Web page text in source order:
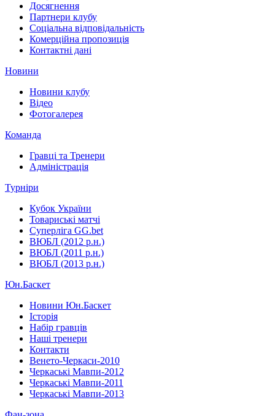
Досягнення
Партнери клубу
Соціальна відповідальність
Комерційна пропозиція
Контактні дані
Новини
Новини клубу
Відео
Фотогалерея
Команда
Гравці та Тренери
Адміністрація
Турніри
Кубок України
Товариські матчі
Суперліга GG.bet
ВЮБЛ (2012 р.н.)
ВЮБЛ (2011 р.н.)
ВЮБЛ (2013 р.н.)
Юн.Баскет
Новини Юн.Баскет
Історія
Набір гравців
Наші тренери
Контакти
Венето-Черкаси-2010
Черкаські Мавпи-2012
Черкаські Мавпи-2011
Черкаські Мавпи-2013